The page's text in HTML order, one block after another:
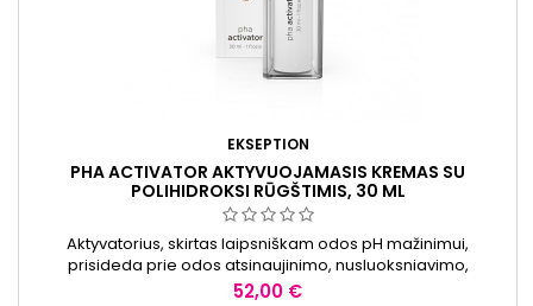
EKSEPTION
PHA ACTIVATOR AKTYVUOJAMASIS KREMAS SU
POLIHIDROKSI RŪGŠTIMIS, 30 ML
Aktyvatorius, skirtas laipsniškam odos pH mažinimui,
prisideda prie odos atsinaujinimo, nusluoksniavimo,
drėkinimo, pigmentacijos mažinimo ir veido odos skaistinimo.
Kaina
52,00 €